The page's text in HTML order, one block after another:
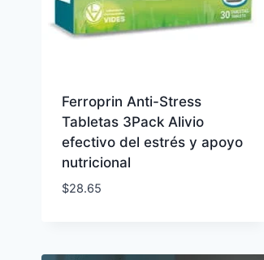
Ferroprin Anti-Stress
Tabletas 3Pack Alivio
efectivo del estrés y apoyo
nutricional
$28.65